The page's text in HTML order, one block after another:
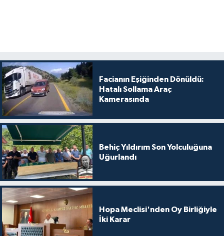
Facianın Eşiğinden Dönüldü:
Hatalı Sollama Araç
Kamerasında
Behiç Yıldırım Son Yolculuğuna
Uğurlandı
Hopa Meclisi'nden Oy Birliğiyle
İki Karar